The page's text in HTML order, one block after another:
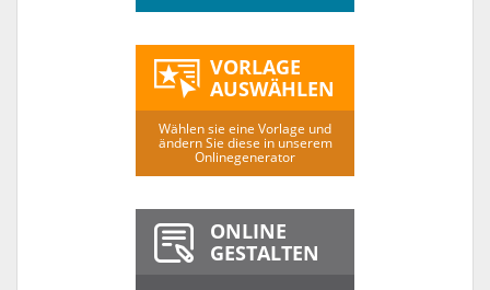
VORLAGE
AUSWÄHLEN
Wählen sie eine Vorlage und
ändern Sie diese in unserem
Onlinegenerator
ONLINE
GESTALTEN